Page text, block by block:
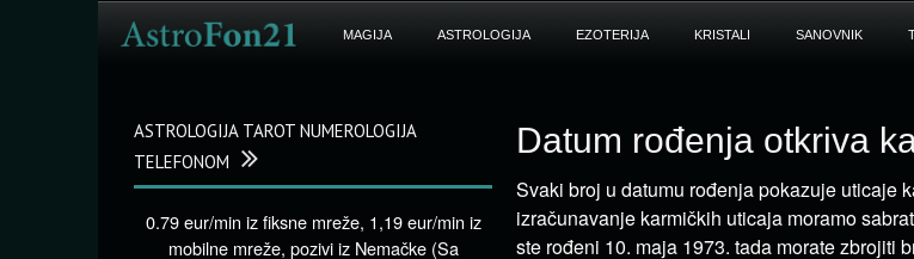
MAGIJA ASTROLOGIJA EZOTERIJA KRISTALI SANOVNIK
Datum rođenja otkriva
Svaki broj u datumu rođenja pokazuje uticaje
izračunavanje karmičkih uticaja moramo
ste rođeni 10. maja 1973. tada morate zbrojiti
ASTROLOGIJA TAROT NUMEROLOGIJA
TELEFONOM
0.79 eur/min iz fiksne mreže, 1,19 eur/min iz
mobilne mreže, pozivi iz Nemačke (Sa